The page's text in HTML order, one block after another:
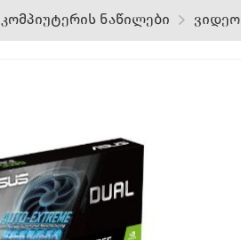
კომპიუტერის ნაწილები